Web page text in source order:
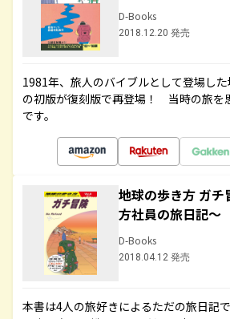
D-Books
2018.12.20 発売
1981年、旅人のバイブルとして登場し
の初版が復刻版で再登場！ 当時の旅を
です。
地球の歩き方 ガチ
方社員の旅日記～
D-Books
2018.04.12 発売
本書は4人の旅好きによるただの旅日記